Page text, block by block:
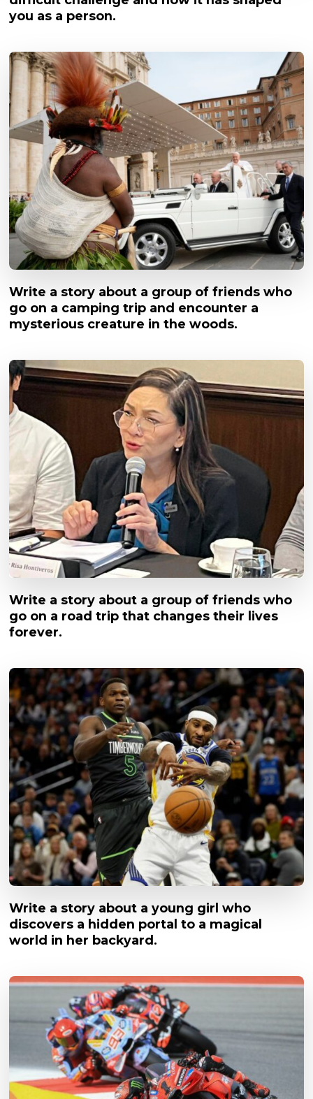
you as a person.
Write a story about a group of friends who
go on a camping trip and encounter a
mysterious creature in the woods.
Write a story about a group of friends who
go on a road trip that changes their lives
forever.
Write a story about a young girl who
discovers a hidden portal to a magical
world in her backyard.